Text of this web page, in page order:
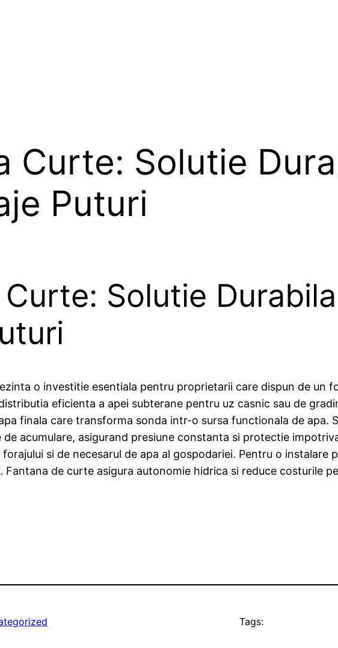
Curte: Solutie
Puturi
Solutie
o investitie esentiala pentru proprietarii care dispun de un
eficienta a apei subterane pentru uz casnic sau de
finala care transforma sonda intr-o sursa functionala de apa.
acumulare, asigurand presiune constanta si protectie
si de necesarul de apa al gospodariei. Pentru o instalare
Fantana de curte asigura autonomie hidrica si reduce costurile
Tags: